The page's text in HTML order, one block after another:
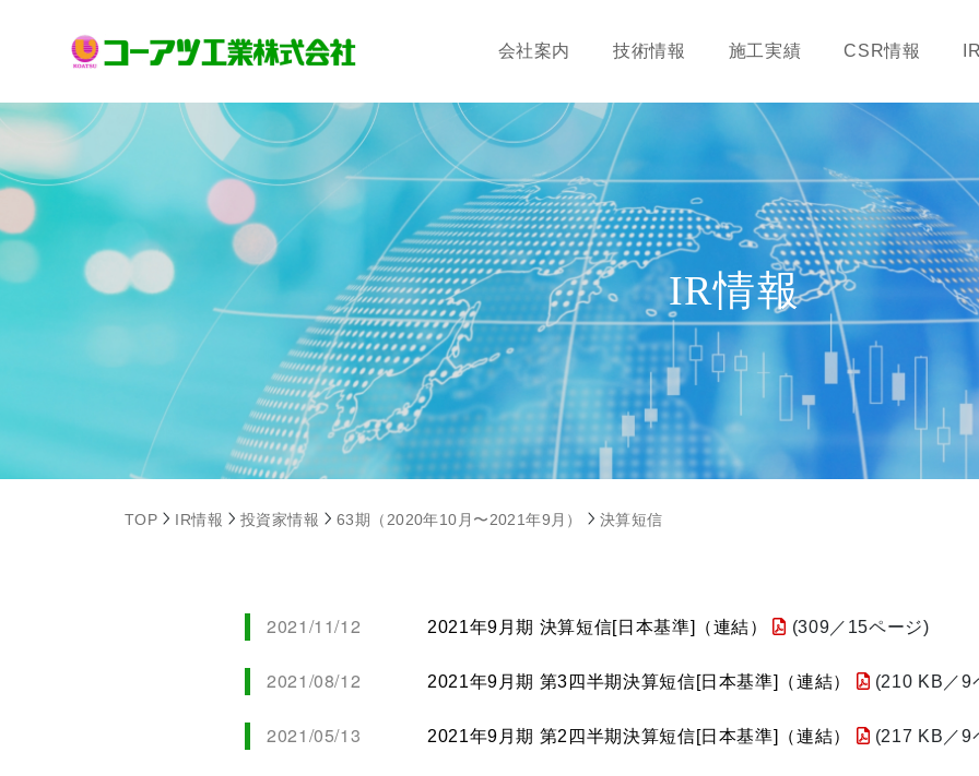
会社案内 技術情報 施工実績 CSR情報
IR情報
TOP IR情報 投資家情報 63期（2020年10月〜2021年9月） 決算短信
2021/11/12 2021年9月期 決算短信[日本基準]（連結） (309／15ページ)
2021/08/12 2021年9月期 第3四半期決算短信[日本基準]（連結） (210 KB／9
2021/05/13 2021年9月期 第2四半期決算短信[日本基準]（連結） (217 KB／9